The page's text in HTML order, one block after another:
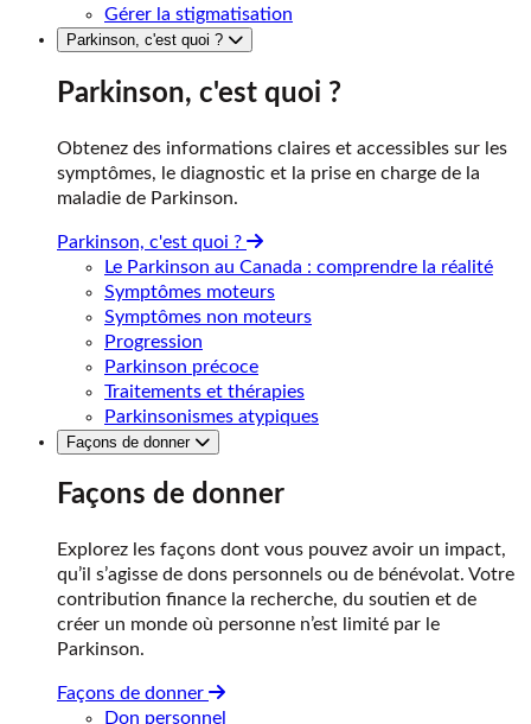
Gérer la stigmatisation
Parkinson, c'est quoi ?
Parkinson, c'est quoi ?
Obtenez des informations claires et accessibles sur les
symptômes, le diagnostic et la prise en charge de la
maladie de Parkinson.
Parkinson, c'est quoi ?
Le Parkinson au Canada : comprendre la réalité
Symptômes moteurs
Symptômes non moteurs
Progression
Parkinson précoce
Traitements et thérapies
Parkinsonismes atypiques
Façons de donner
Façons de donner
Explorez les façons dont vous pouvez avoir un impact,
qu’il s’agisse de dons personnels ou de bénévolat. Votre
contribution finance la recherche, du soutien et de
créer un monde où personne n’est limité par le
Parkinson.
Façons de donner
Don personnel